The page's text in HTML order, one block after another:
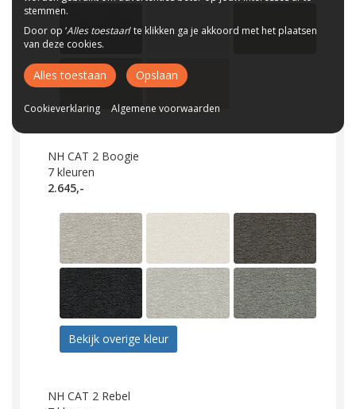
NH CAT 2 Boogie
7 kleuren
2.645,-
Bekijk overige kleur
NH CAT 2 Rebel
stemmen.
Door op ‘Alles toestaan’ te klikken ga je akkoord met het plaatsen
van deze cookies.
Alles toestaan Opslaan
Cookieverklaring Algemene voorwaarden